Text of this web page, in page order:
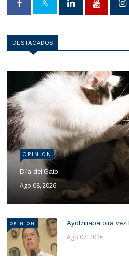
DESTACADOS
OPINION
Día del Gato
Ago 08, 2026
OPINION Ayotzinapa otra vez
Ago 07, 2026